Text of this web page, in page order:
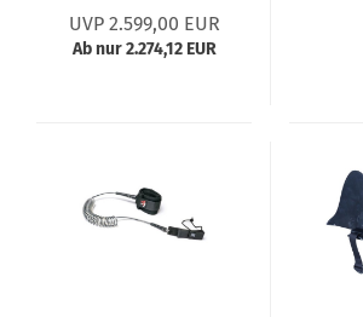
UVP 2.599,00 EUR
Ab nur 2.274,12 EUR